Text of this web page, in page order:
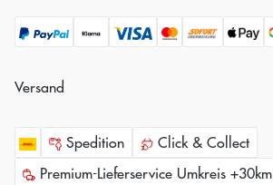
Versand
Spedition
Click & Collect
Premium-Lieferservice Umkreis +30km